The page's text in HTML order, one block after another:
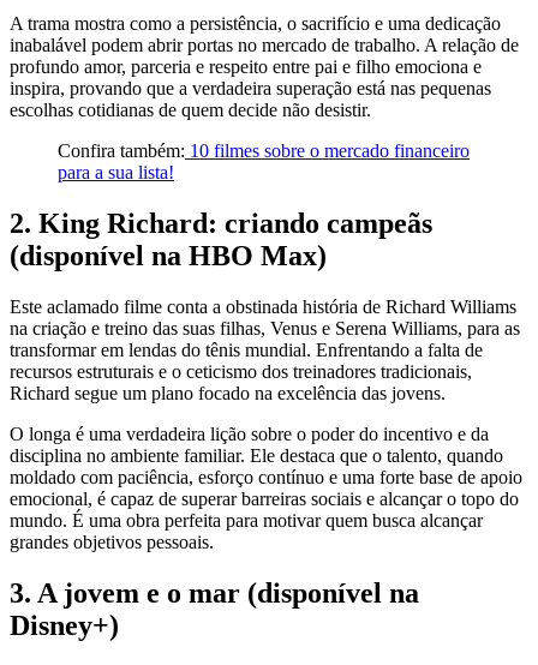
A trama mostra como a persistência, o sacrifício e uma dedicação
inabalável podem abrir portas no mercado de trabalho. A relação de
profundo amor, parceria e respeito entre pai e filho emociona e
inspira, provando que a verdadeira superação está nas pequenas
escolhas cotidianas de quem decide não desistir.
Confira também: 10 filmes sobre o mercado financeiro
para a sua lista!
2. King Richard: criando campeãs
(disponível na HBO Max)
Este aclamado filme conta a obstinada história de Richard Williams
na criação e treino das suas filhas, Venus e Serena Williams, para as
transformar em lendas do tênis mundial. Enfrentando a falta de
recursos estruturais e o ceticismo dos treinadores tradicionais,
Richard segue um plano focado na excelência das jovens.
O longa é uma verdadeira lição sobre o poder do incentivo e da
disciplina no ambiente familiar. Ele destaca que o talento, quando
moldado com paciência, esforço contínuo e uma forte base de apoio
emocional, é capaz de superar barreiras sociais e alcançar o topo do
mundo. É uma obra perfeita para motivar quem busca alcançar
grandes objetivos pessoais.
3. A jovem e o mar (disponível na
Disney+)